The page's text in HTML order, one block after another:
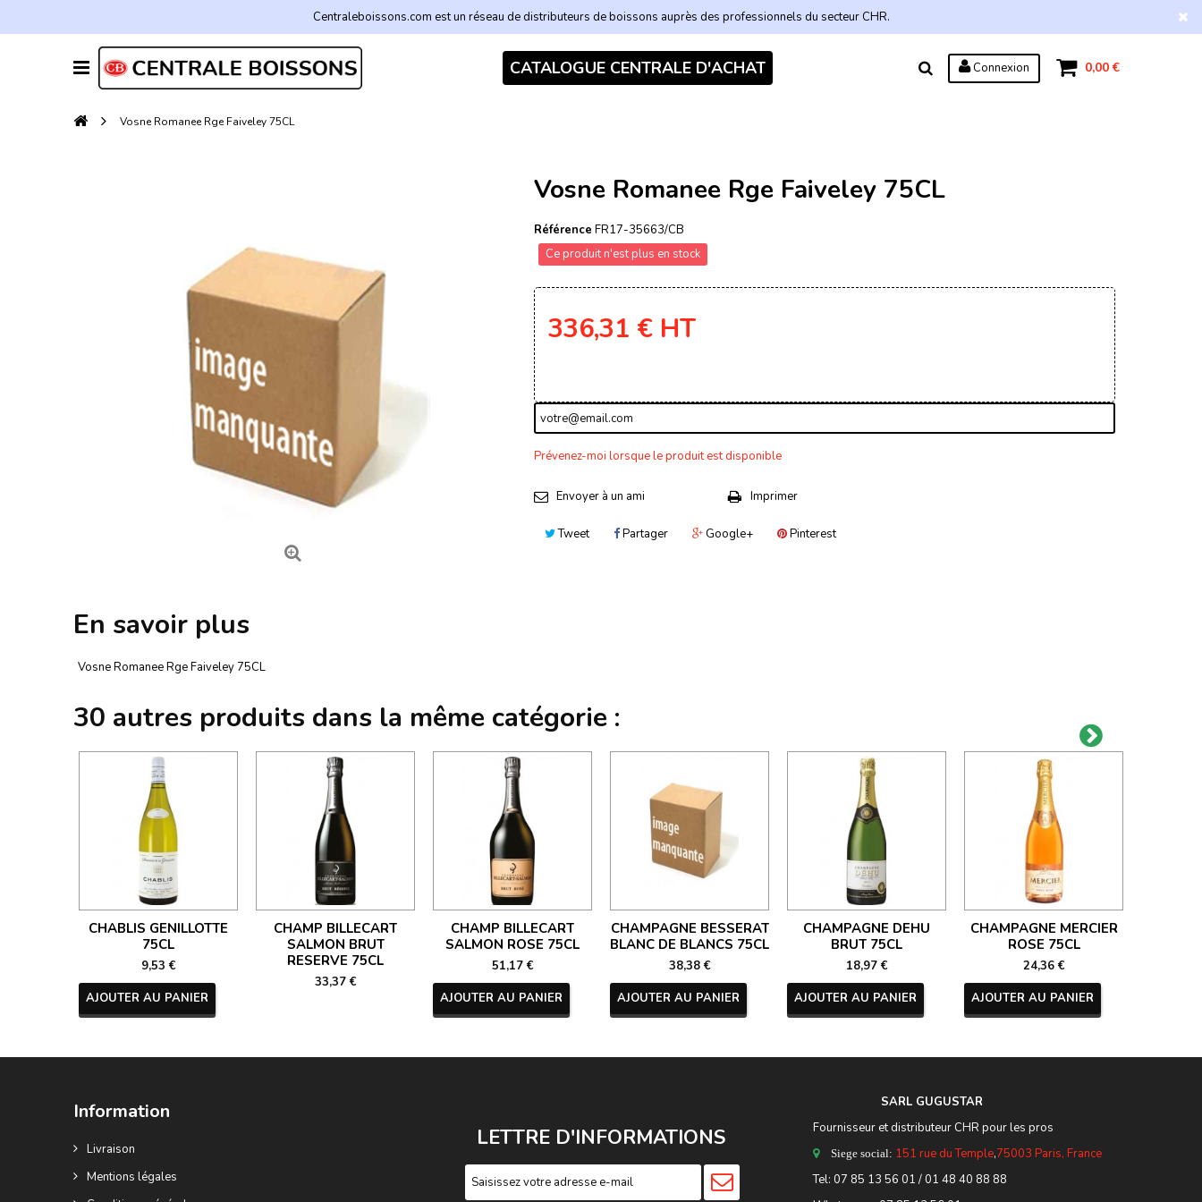
Centraleboissons.com est un réseau de distributeurs de boissons auprès des professionnels du secteur CHR.
0,00 €
Connexion
CATALOGUE CENTRALE D'ACHAT
Vosne Romanee Rge Faiveley 75CL
Vosne Romanee Rge Faiveley 75CL
Référence FR17-35663/CB
Ce produit n'est plus en stock
336,31 € HT
Prévenez-moi lorsque le produit est disponible
Envoyer à un ami Imprimer
Tweet Partager Google+ Pinterest
En savoir plus
Vosne Romanee Rge Faiveley 75CL
30 autres produits dans la même catégorie :
CHABLIS GENILLOTTE
75CL
9,53 €
AJOUTER AU PANIER
CHAMP BILLECART
SALMON BRUT
RESERVE 75CL
33,37 €
CHAMP BILLECART
SALMON ROSE 75CL
51,17 €
AJOUTER AU PANIER
CHAMPAGNE BESSERAT
BLANC DE BLANCS 75CL
38,38 €
AJOUTER AU PANIER
CHAMPAGNE DEHU
BRUT 75CL
18,97 €
AJOUTER AU PANIER
CHAMPAGNE MERCIER
ROSE 75CL
24,36 €
AJOUTER AU PANIER
Information
Livraison
Mentions légales
LETTRE D'INFORMATIONS
SARL GUGUSTAR
Fournisseur et distributeur CHR pour les pros
Siege social: 151 rue du Temple,75003 Paris, France
Tel: 07 85 13 56 01 / 01 48 40 88 88